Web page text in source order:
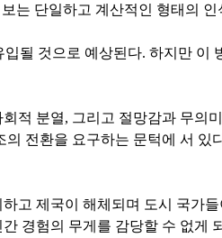
는 단일하고 계산적인 형태의 인
될 것으로 예상된다. 하지만 이
적 분열, 그리고 절망감과 무의
의 전환을 요구하는 문턱에 서 있
고 제국이 해체되며 도시 국가
경험의 무게를 감당할 수 없게